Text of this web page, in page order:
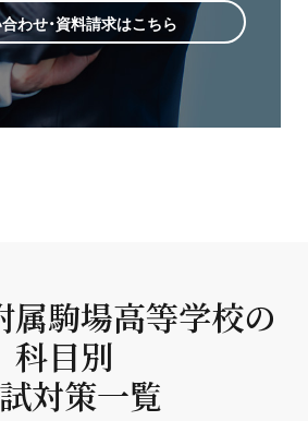
わせ・資料請求はこちら
属駒場高等学校の
科目別
対策一覧